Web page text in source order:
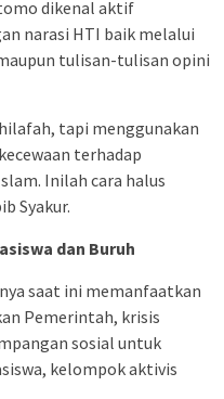
dikenal aktif
narasi HTI baik melalui
tulisan-tulisan opini
tapi menggunakan
terhadap
Inilah cara halus
Syakur.
dan Buruh
saat ini memanfaatkan
Pemerintah, krisis
sosial untuk
kelompok aktivis